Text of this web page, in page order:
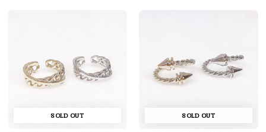
SOLD OUT SOLD OUT